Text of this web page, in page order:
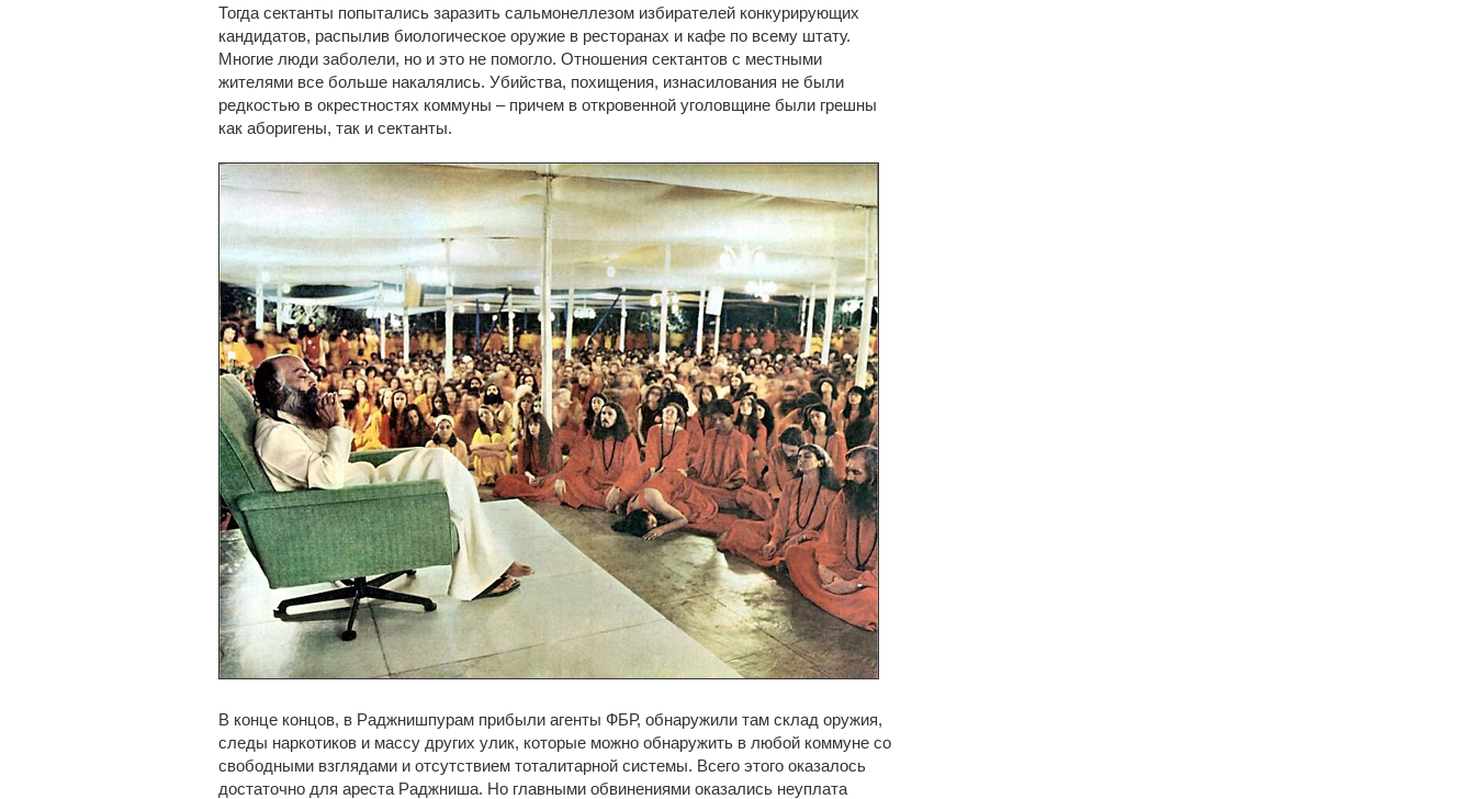
Тогда сектанты попытались заразить сальмонеллезом избирателей конкурирующих
кандидатов, распылив биологическое оружие в ресторанах и кафе по всему штату.
Многие люди заболели, но и это не помогло. Отношения сектантов с местными
жителями все больше накалялись. Убийства, похищения, изнасилования не были
редкостью в окрестностях коммуны – причем в откровенной уголовщине были грешны
как аборигены, так и сектанты.
В конце концов, в Раджнишпурам прибыли агенты ФБР, обнаружили там склад оружия,
следы наркотиков и массу других улик, которые можно обнаружить в любой коммуне со
свободными взглядами и отсутствием тоталитарной системы. Всего этого оказалось
достаточно для ареста Раджниша. Но главными обвинениями оказались неуплата